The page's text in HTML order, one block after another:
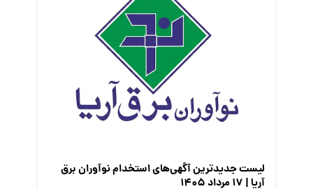
لیست جدیدترین آگهی‌های استخدام نوآوران برق
آریا | ۱۷ مرداد ۱۴۰۵